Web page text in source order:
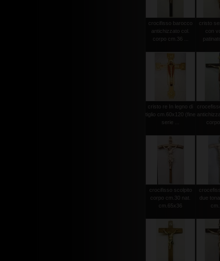
crocifisso barocco
antichizzato col.
corpo cm.36 ...
cristo
con
cristo re In legno di
tiglio cm.60x120 (fine
serie ...
crocifisso scolpito
corpo cm.30 nat.
cm.65x36
due